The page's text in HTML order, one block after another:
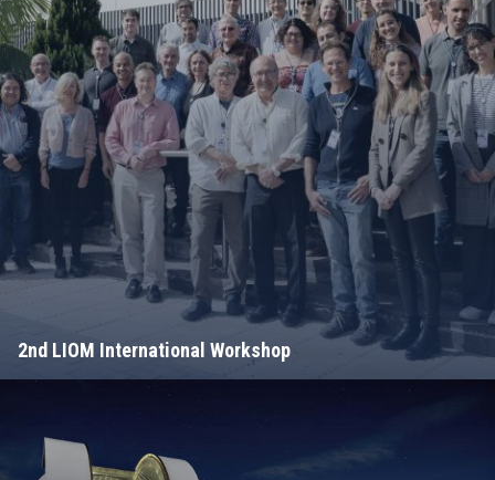
2nd LIOM International Workshop